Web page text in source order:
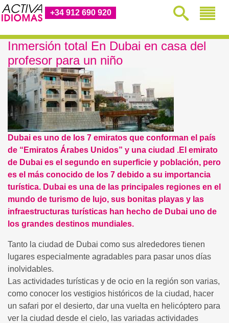
+34 912 690 920
Inmersión total En Dubai en casa del
profesor para un niño
Dubai es uno de los 7 emiratos que conforman el país
de “Emiratos Árabes Unidos” y una ciudad .El emirato
de Dubai es el segundo en superficie y población, pero
es el más conocido de los 7 debido a su importancia
turística. Dubai es una de las principales regiones en el
mundo de turismo de lujo, sus bonitas playas y las
infraestructuras turísticas han hecho de Dubai uno de
los grandes destinos mundiales.
Tanto la ciudad de Dubai como sus alrededores tienen
lugares especialmente agradables para pasar unos días
inolvidables.
Las actividades turísticas y de ocio en la región son varias,
como conocer los vestigios históricos de la ciudad, hacer
un safari por el desierto, dar una vuelta en helicóptero para
ver la ciudad desde el cielo, las variadas actividades